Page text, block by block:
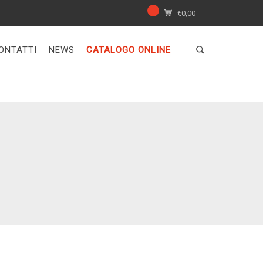
€0,00
NEWS CATALOGO ONLINE